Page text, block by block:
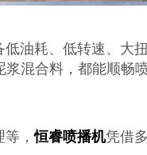
油耗、低转速、大
混合料，都能顺畅
等，恒睿喷播机凭借